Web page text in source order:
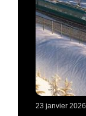
23 janvier 2026